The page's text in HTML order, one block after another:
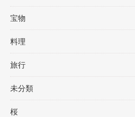
宝物
料理
旅行
未分類
桜